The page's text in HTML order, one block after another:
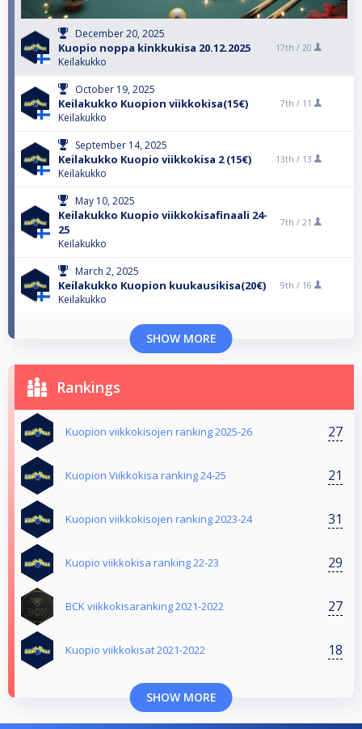
December 20, 2025
Kuopio noppa kinkkukisa 20.12.2025
Keilakukko
17th / 20
October 19, 2025
Keilakukko Kuopion viikkokisa(15€)
Keilakukko
7th / 11
September 14, 2025
Keilakukko Kuopio viikkokisa 2 (15€)
Keilakukko
13th / 13
May 10, 2025
Keilakukko Kuopio viikkokisafinaali 24-
25
Keilakukko
7th / 21
March 2, 2025
Keilakukko Kuopion kuukausikisa(20€)
Keilakukko
9th / 16
SHOW MORE
Rankings
Kuopion viikkokisojen ranking 2025-26 27
Kuopion Viikkokisa ranking 24-25 21
Kuopion viikkokisojen ranking 2023-24 31
Kuopio viikkokisa ranking 22-23 29
BCK viikkokisaranking 2021-2022 27
Kuopio viikkokisat 2021-2022 18
SHOW MORE